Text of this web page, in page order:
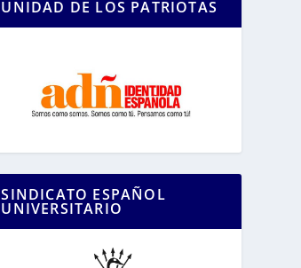
UNIDAD DE LOS PATRIOTAS
SINDICATO ESPAÑOL
UNIVERSITARIO